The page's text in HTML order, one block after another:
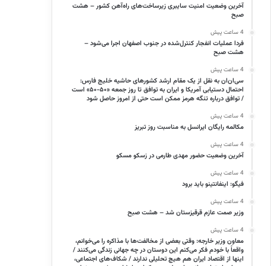
آخرین وضعیت امنیت سایبری زیرساخت‌های راه‌آهن کشور – هشت
صبح
4 ساعت پیش
فردا عملیات انفجار کنترل‌شده در جنوب اصفهان اجرا می‌شود –
هشت صبح
4 ساعت پیش
سی‌ان‌ان به نقل از یک مقام ارشد کشورهای حاشیه خلیج فارس:
احتمال دستیابی آمریکا و ایران به توافق تا روز جمعه «۵۰-۵۰» است
/ توافق درباره تنگه هرمز ممکن است حتی از امروز حاصل شود
4 ساعت پیش
مکالمه رایگان ایرانسل به مناسبت روز تبریز
4 ساعت پیش
آخرین وضعیت حضور مهدی طارمی در زسکو مسکو
4 ساعت پیش
فیگو: اینفانتینو باید برود
4 ساعت پیش
وزیر صمت عازم قرقیزستان شد – هشت صبح
4 ساعت پیش
معاون وزیر خارجه: وقتی بعضی از مخالفت‌ها با مذاکره را می‌خوانم،
واقعاً با خودم فکر می‌کنم این دوستان در چه جهانی زندگی می‌کنند /
اینها از اقتصاد ایران هم هیچ تحلیلی ندارند / شکاف‌های اجتماعی،